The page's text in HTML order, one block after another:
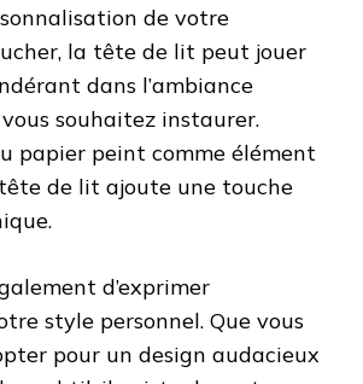
de votre
la tête de lit peut jouer
dans l’ambiance
souhaitez instaurer.
papier peint comme élément
de lit ajoute une touche
d’exprimer
style personnel. Que vous
pour un design audacieux